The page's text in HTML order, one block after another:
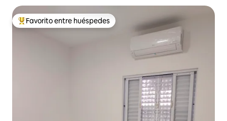
Favorito entre los huéspedes más destacados
Favorito entre huéspedes